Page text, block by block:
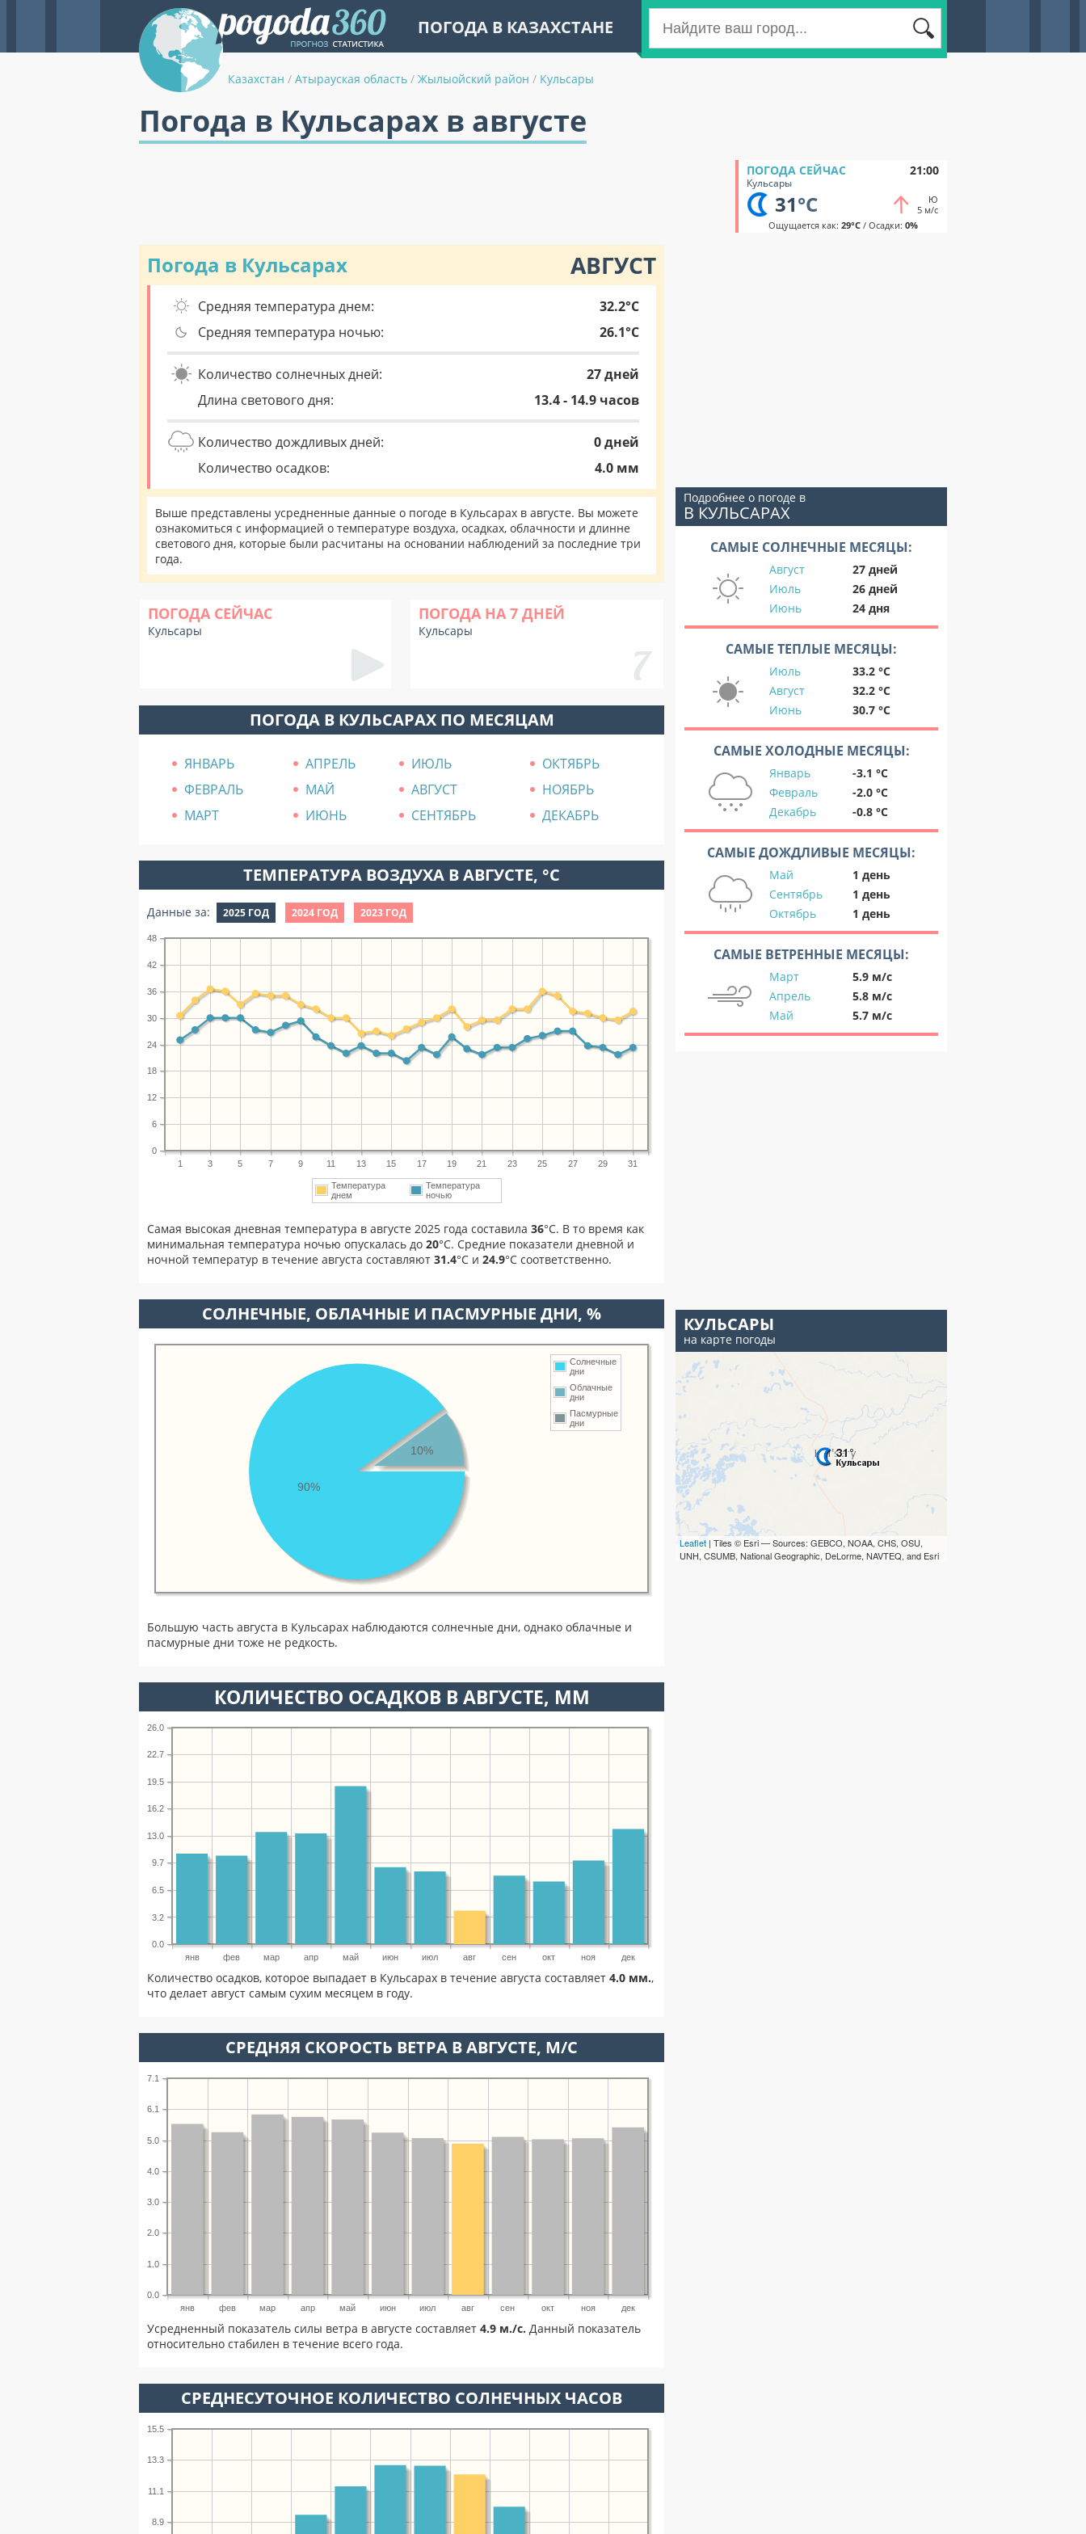
ПОГОДА В КАЗАХСТАНЕ
Казахстан / Атырауская область / Жылыойский район / Кульсары
Погода в Кульсарах в августе
ПОГОДА СЕЙЧАС 21:00
Кульсары
31°C
Ю
5 м/с
Ощущается как: 29°C/ Осадки: 0%
Погода в Кульсарах АВГУСТ
Средняя температура днем:
32.2°C
Средняя температура ночью:
26.1°C
Количество солнечных дней:
27 дней
Длина светового дня:
13.4 - 14.9 часов
Количество дождливых дней:
0 дней
Количество осадков:
4.0 мм
Выше представлены усредненные данные о погоде в Кульсарах в августе. Вы можете
ознакомиться с информацией о температуре воздуха, осадках, облачности и длинне
светового дня, которые были расчитаны на основании наблюдений за последние три
года.
ПОГОДА СЕЙЧАС
Кульсары
ПОГОДА НА 7 ДНЕЙ
Кульсары
ПОГОДА В КУЛЬСАРАХ ПО МЕСЯЦАМ
ЯНВАРЬ АПРЕЛЬ ИЮЛЬ
ОКТЯБРЬ
ФЕВРАЛЬ
МАЙ АВГУСТ
НОЯБРЬ
МАРТ
ИЮНЬ СЕНТЯБРЬ ДЕКАБРЬ
ТЕМПЕРАТУРА ВОЗДУХА В АВГУСТЕ, °C
Данные за: 2025 ГОД 2024 ГОД 2023 ГОД
1 3 5 7 9 11 13 15 17 19 21 23 25 27 29 31
0
6
12
18
24
30
36
42
48
Температура
днем
Температура
ночью
Самая высокая дневная температура в августе 2025 года составила 36°С. В то время как
минимальная температура ночью опускалась до 20°C. Средние показатели дневной и
ночной температур в течение августа составляют 31.4°С и 24.9°С соответственно.
CОЛНЕЧНЫЕ, ОБЛАЧНЫЕ И ПАСМУРНЫЕ ДНИ, %
Солнечные
дни
Облачные
дни
Пасмурные
дни
90%
10%
Большую часть августа в Кульсарах наблюдаются солнечные дни, однако облачные и
пасмурные дни тоже не редкость.
КОЛИЧЕСТВО ОСАДКОВ В АВГУСТЕ, ММ
янв фев мар апр май июн июл авг сен окт ноя дек
0.0
3.2
6.5
9.7
13.0
16.2
19.5
22.7
26.0
Количество осадков, которое выпадает в Кульсарах в течение августа составляет 4.0 мм.,
что делает август самым сухим месяцем в году.
СРЕДНЯЯ СКОРОСТЬ ВЕТРА В АВГУСТЕ, М/С
янв фев мар апр май июн июл авг сен окт ноя дек
0.0
1.0
2.0
3.0
4.0
5.0
6.1
7.1
Усредненный показатель силы ветра в августе составляет 4.9 м./с. Данный показатель
относительно стабилен в течение всего года.
СРЕДНЕСУТОЧНОЕ КОЛИЧЕСТВО СОЛНЕЧНЫХ ЧАСОВ
8.9
11.1
13.3
15.5
Подробнее о погоде в
В КУЛЬСАРАХ
САМЫЕ СОЛНЕЧНЫЕ МЕСЯЦЫ:
Август
27 дней
Июль
26 дней
Июнь
24 дня
САМЫЕ ТЕПЛЫЕ МЕСЯЦЫ:
Июль
33.2 °C
Август
32.2 °C
Июнь
30.7 °C
САМЫЕ ХОЛОДНЫЕ МЕСЯЦЫ:
Январь
-3.1 °C
Февраль
-2.0 °C
Декабрь
-0.8 °C
САМЫЕ ДОЖДЛИВЫЕ МЕСЯЦЫ:
Май
1 день
Сентябрь
1 день
Октябрь
1 день
САМЫЕ ВЕТРЕННЫЕ МЕСЯЦЫ:
Март
5.9 м/с
Апрель
5.8 м/с
Май
5.7 м/с
КУЛЬСАРЫ
на карте погоды
Leaflet | Tiles © Esri — Sources: GEBCO, NOAA, CHS, OSU,
UNH, CSUMB, National Geographic, DeLorme, NAVTEQ, and Esri